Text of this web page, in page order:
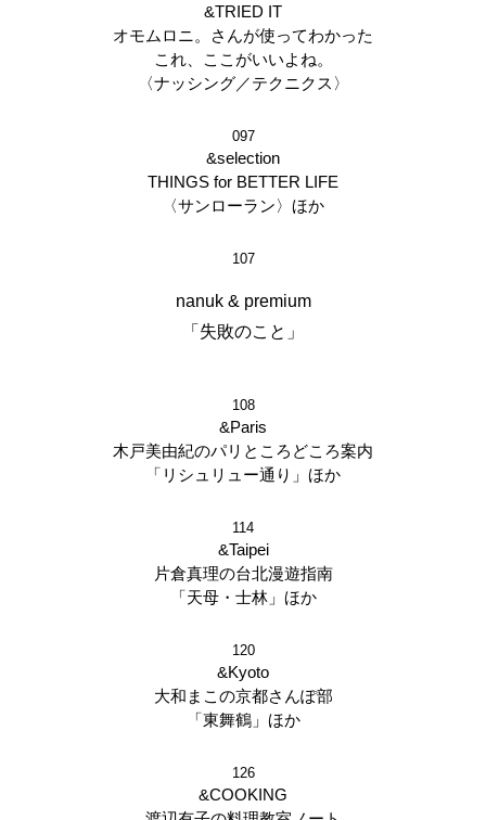
&TRIED IT
オモムロニ。さんが使ってわかった
これ、ここがいいよね。
〈ナッシング／テクニクス〉
097
&selection
THINGS for BETTER LIFE
〈サンローラン〉ほか
107
nanuk & premium
「失敗のこと」
108
&Paris
木戸美由紀のパリところどころ案内
「リシュリュー通り」ほか
114
&Taipei
片倉真理の台北漫遊指南
「天母・士林」ほか
120
&Kyoto
大和まこの京都さんぽ部
「東舞鶴」ほか
126
&COOKING